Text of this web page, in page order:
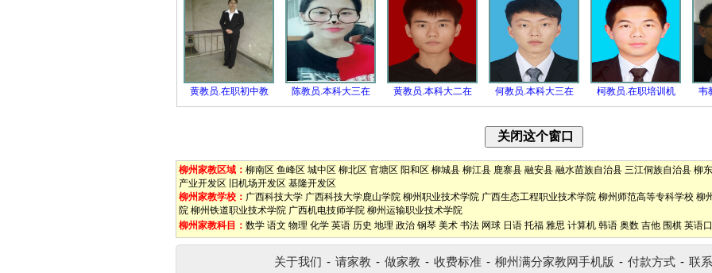
黄教员.在职初中教 陈教员.本科大三在 黄教员.本科大二在 何教员.本科大三在 柯教员.在职培训机 韦
柳州家教区域： 柳南区 鱼峰区 城中区 柳北区 官塘区 阳和区 柳城县 柳江县 鹿寨县 融安县 融水苗族自治县 三江侗族自治县 柳
产业开发区
旧机场开发区 基隆开发区
柳州家教学校： 广西科技大学 广西科技大学鹿山学院 柳州职业技术学院 广西生态工程职业技术学院 柳州师范高等专科学校 柳
院 柳州铁道职业技术学院 广西机电技师学院 柳州运输职业技术学院
柳州家教科目： 数学 语文 物理 化学 英语 历史 地理 政治 钢琴 美术 书法 网球 日语 托福 雅思 计算机 韩语 奥数 吉他 围棋 英语
关于我们 - 请家教 - 做家教 - 收费标准 - 柳州满分家教网手机版 - 付款方式 - 联